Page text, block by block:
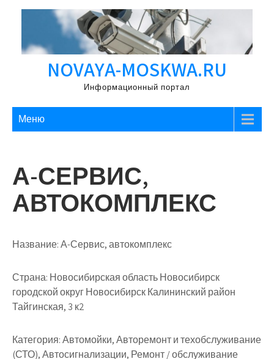
Перейти
содержимому
NOVAYA-MOSKWA.RU
Информационный портал
Меню
А-СЕРВИС,
АВТОКОМПЛЕКС
Название:А-Сервис, автокомплекс
Страна: Новосибирская область Новосибирск
городской округ Новосибирск Калининский район
Тайгинская, 3 к2
Категория:Автомойки, Авторемонт и техобслуживание
(СТО), Автосигнализации, Ремонт / обслуживание